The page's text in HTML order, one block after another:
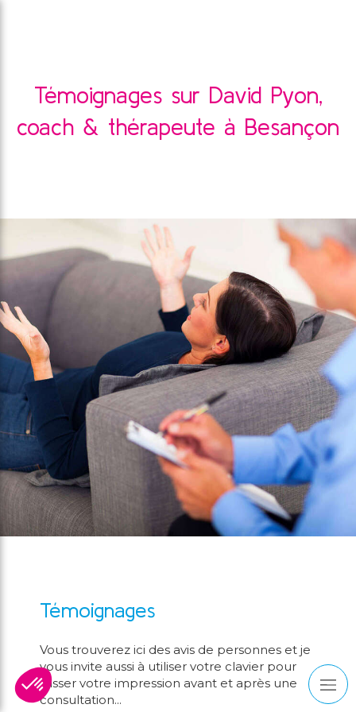
Témoignages sur David Pyon,
coach & thérapeute à Besançon
Témoignages
Vous trouverez ici des avis de personnes et je
vous invite aussi à utiliser votre clavier pour
laisser votre impression avant et après une
consultation...